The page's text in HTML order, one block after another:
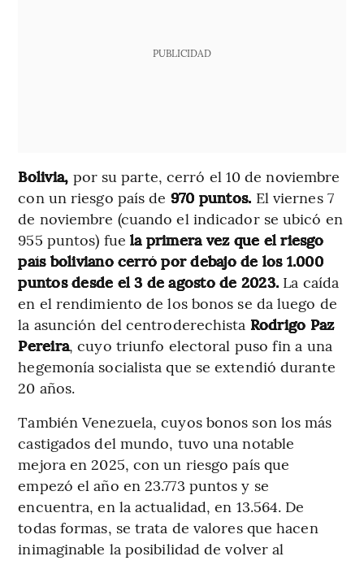
PUBLICIDAD
Bolivia, por su parte, cerró el 10 de noviembre
con un riesgo país de 970 puntos. El viernes 7
de noviembre (cuando el indicador se ubicó en
955 puntos) fue la primera vez que el riesgo
país boliviano cerró por debajo de los 1.000
puntos desde el 3 de agosto de 2023. La caída
en el rendimiento de los bonos se da luego de
la asunción del centroderechista Rodrigo Paz
Pereira, cuyo triunfo electoral puso fin a una
hegemonía socialista que se extendió durante
20 años.
También Venezuela, cuyos bonos son los más
castigados del mundo, tuvo una notable
mejora en 2025, con un riesgo país que
empezó el año en 23.773 puntos y se
encuentra, en la actualidad, en 13.564. De
todas formas, se trata de valores que hacen
inimaginable la posibilidad de volver al